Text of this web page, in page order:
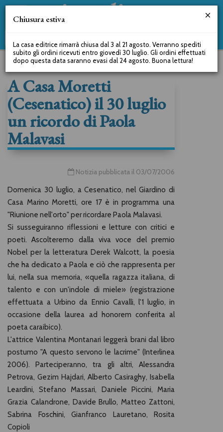
A Casa Moretti
(Cesenatico) il 30 luglio
un ricordo di Paola
Malavasi
Notizia pubblicata il 03/07/2006
Domenica 30 luglio, a Cesenatico, nel Giardino di
Casa Marino Moretti, ore 17 è in programma una
"Riunione nell'orto" per ricordare Paola Malavasi.
Si susseguiranno riflessioni e letture con critici e
poeti. Ascolteremo dalla viva voce del premio
Nobel per la letteratura Derek Walcott, la poesia
che ha dedicato a Paola e ciò che rappresenta per
lui, nella sua memoria, «quella ragazza italiana, di
talento e con un'indole di miele» (registrazione
effettuata a Urbino da Ennio Cavalli, l'1 luglio, in
occasione della laurea ad honorem conferita al
poeta caraibico).
L'attrice Valentina Montanari leggerà brani dal libro
postumo "A questo servono le lacrime" (Interlinea
2006). Parteciperanno, tra gli altri, Alessandra
Petrova, Gezim Hajdari, Alberto Casiraghy, Isabella
Leardini, Stefano Massari, Daniele Piccini, Maria
Grazia Calandrone, Davide Brullo, Matteo Zattoni,
Sabrina Foschini, Gianfranco Lauretano, Rosita
Copioli
Chiusura estiva
La casa editrice rimarrà chiusa dal 3 al 21 agosto. Verranno spediti
subito gli ordini ricevuti entro giovedì 30 luglio. Gli ordini effettuati
dopo questa data saranno evasi dal 24 agosto. Buona lettura!